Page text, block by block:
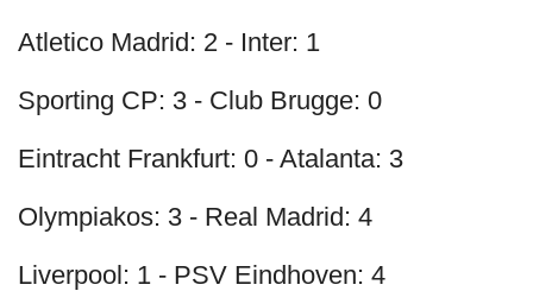
Atletico Madrid: 2 - Inter: 1
Sporting CP: 3 - Club Brugge: 0
Eintracht Frankfurt: 0 - Atalanta: 3
Olympiakos: 3 - Real Madrid: 4
Liverpool: 1 - PSV Eindhoven: 4